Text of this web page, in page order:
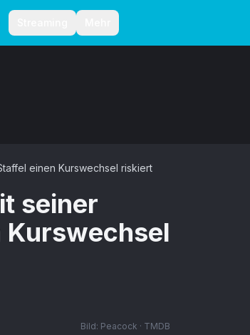
einen Kurswechsel riskiert
seiner
Kurswechsel
Bild: Peacock · TMDB
Autoren